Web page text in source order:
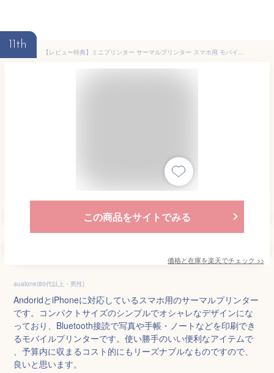
11th
【レビュー特典】ミニプリンター サーマルプリンター スマホ用 モバイルプリンター Phomemo M02Pro フォトプリンター 304dpi 15・25・53mm幅 モノクロ Bluetooth接続 プレゼント ノート 写真 手帳 家計簿 Android＆iOS適応 フォメモ 日本語対応
この商品をサイトでみる
価格と在庫を楽天でチェック >>
aualone(80代以上・男性)
AndoridとiPhoneに対応しているスマホ用のサーマルプリンター
です。コンパクトサイズのシンプルでオシャレなデザインにな
っており、Bluetooth接読で写真や手帳・ノートなどを印刷でき
るモバイルプリンターです。使い勝手のいい便利なアイテムで
、予算内に収まるコスト的にもリーズナブルなものですので、
良いと思います。